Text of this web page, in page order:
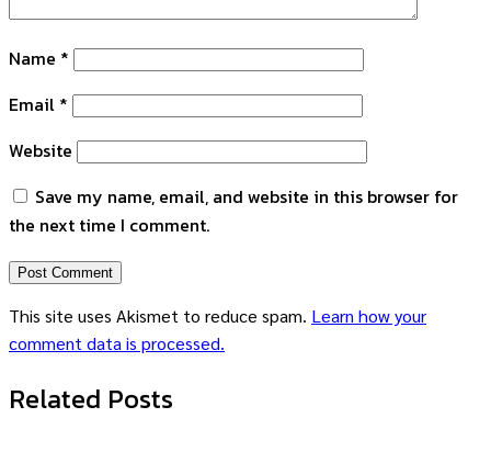
Name *
Email *
Website
Save my name, email, and website in this browser for
the next time I comment.
This site uses Akismet to reduce spam. Learn how your
comment data is processed.
Related Posts